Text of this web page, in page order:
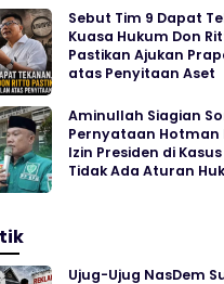
Sebut Tim 9 Dapat
Kuasa Hukum Don
Pastikan Ajukan
atas Penyitaan Aset
Aminullah Siagian
Pernyataan Hotman
Izin Presiden di
Tidak Ada Aturan
Ujug-Ujug NasDem